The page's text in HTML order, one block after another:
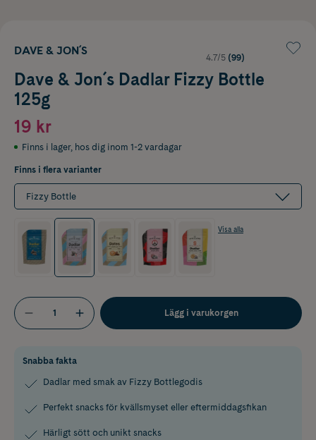
DAVE & JON´S
4.7/5 (99)
Dave & Jon´s Dadlar Fizzy Bottle
125g
19 kr
Finns i lager, hos dig inom 1-2 vardagar
Finns i flera varianter
Fizzy Bottle
Visa alla
Lägg i varukorgen
Snabba fakta
Dadlar med smak av Fizzy Bottlegodis
Perfekt snacks för kvällsmyset eller eftermiddagsfikan
Härligt sött och unikt snacks